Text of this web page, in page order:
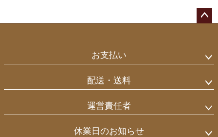
お支払い
配送・送料
運営責任者
休業日のお知らせ